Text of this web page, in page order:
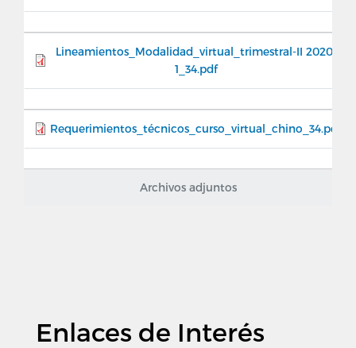
Archivos adjuntos
Lineamientos_Modalidad_virtual_trimestral-II 2020-
1_34.pdf
Requerimientos_técnicos_curso_virtual_chino_34.pdf
Enlaces de Interés